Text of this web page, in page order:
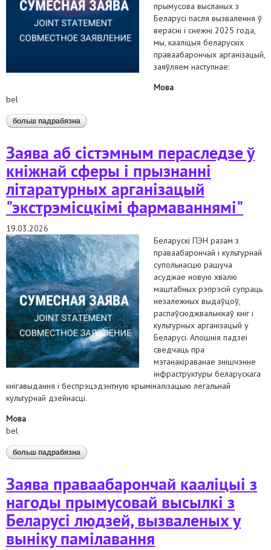
прымусова высланых з
Беларусі пасля вызвалення ў
верасні і снежні 2025 года,
мы, кааліцыя беларускіх
праваабарончых арганізацый,
заяўляем наступнае:
Мова
bel
больш падрабязна аб заява праваабарончай кааліцыі з нагоды
адвольнага прызнання нядзейнымі пашпартоў
Заява аб сістэмным пераследзе ў
кніжнай сферы і прызнанні
літаратурных арганізацый
"экстрэмісцкімі фармаваннямі"
19.03.2026
Беларускі ПЭН разам з
праваабарончай і культурнай
супольнасцю рашуча
асуджае новую хвалю
маштабных рэпрэсій супраць
незалежных выдаўцоў,
распаўсюджвальнікаў кніг і
культурных арганізацый у
Беларусі. Апошнія падзеі
сведчаць пра
мэтанакіраванае знішчэнне
інфраструктуры беларускага
кнігавыдання і беспрэцэдэнтную крыміналізацыю легальнай
культурнай дзейнасці.
Мова
bel
больш падрабязна аб заява аб сістэмным пераследзе ў кніжнай сферы
і прызнанні літаратурных арганізацый
Заява праваабарончай кааліцыі з
нагоды прымусовай высылкі з
Беларусі людзей, вызваленых у
выніку памілавання